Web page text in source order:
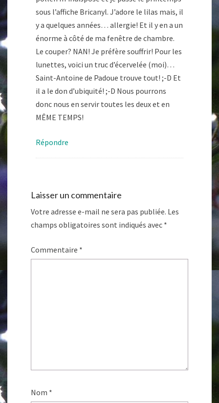
sous l’affiche Bricanyl. J’adore le lilas mais, il
y a quelques années… allergie! Et il y en a un
énorme à côté de ma fenêtre de chambre.
Le couper? NAN! Je préfère souffrir! Pour les
lunettes, voici un truc d’écervelée (moi)…
Saint-Antoine de Padoue trouve tout! ;-D Et
il a le don d’ubiquité! ;-D Nous pourrons
donc nous en servir toutes les deux et en
MÊME TEMPS!
Répondre
Laisser un commentaire
Votre adresse e-mail ne sera pas publiée. Les
champs obligatoires sont indiqués avec *
Commentaire *
Nom *